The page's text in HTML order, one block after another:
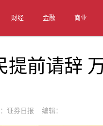
财经 金融 商业
提前请辞
证券日报 编辑：